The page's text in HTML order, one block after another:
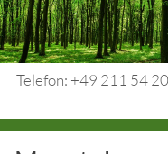
Skip
to
content
Telefon: +49 211 54